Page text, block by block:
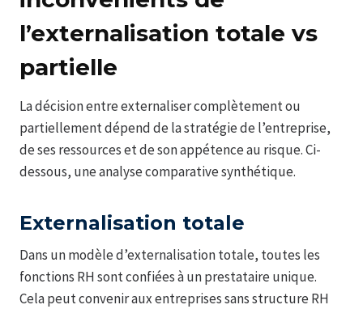
l’externalisation totale vs
partielle
La décision entre externaliser complètement ou
partiellement dépend de la stratégie de l’entreprise,
de ses ressources et de son appétence au risque. Ci-
dessous, une analyse comparative synthétique.
Externalisation totale
Dans un modèle d’externalisation totale, toutes les
fonctions RH sont confiées à un prestataire unique.
Cela peut convenir aux entreprises sans structure RH